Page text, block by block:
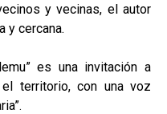
y vecinas, el autor
y cercana.
es una invitación a
territorio, con una voz